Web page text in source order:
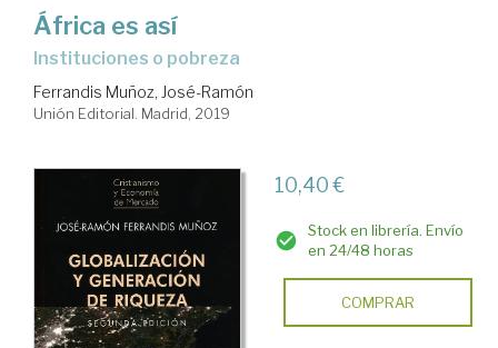
África es así
instituciones o pobreza
Ferrandis Muñoz, José-Ramón
Unión Editorial. Madrid, 2019
10,40 €
Stock en librería. Envío
en 24/48 horas
COMPRAR